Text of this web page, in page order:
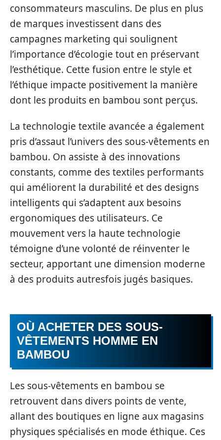
consommateurs masculins. De plus en plus
de marques investissent dans des
campagnes marketing qui soulignent
l’importance d’écologie tout en préservant
l’esthétique. Cette fusion entre le style et
l’éthique impacte positivement la manière
dont les produits en bambou sont perçus.
La technologie textile avancée a également
pris d’assaut l’univers des sous-vêtements en
bambou. On assiste à des innovations
constants, comme des textiles performants
qui améliorent la durabilité et des designs
intelligents qui s’adaptent aux besoins
ergonomiques des utilisateurs. Ce
mouvement vers la haute technologie
témoigne d’une volonté de réinventer le
secteur, apportant une dimension moderne
à des produits autresfois jugés basiques.
OÙ ACHETER DES SOUS-
VÊTEMENTS HOMME EN
BAMBOU
Les sous-vêtements en bambou se
retrouvent dans divers points de vente,
allant des boutiques en ligne aux magasins
physiques spécialisés en mode éthique. Ces